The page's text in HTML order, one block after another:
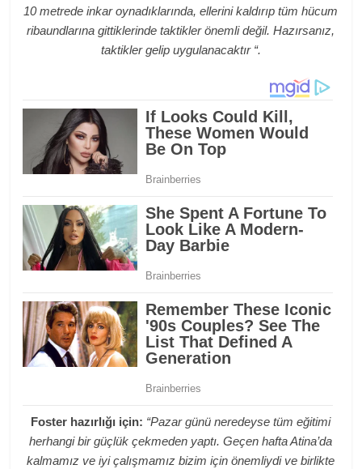
10 metrede inkar oynadıklarında, ellerini kaldırıp tüm hücum
ribaundlarına gittiklerinde taktikler önemli değil. Hazırsanız,
taktikler gelip uygulanacaktır “.
Foster hazırlığı için: “Pazar günü neredeyse tüm eğitimi
herhangi bir güçlük çekmeden yaptı. Geçen hafta Atina’da
kalmamız ve iyi çalışmamız bizim için önemliydi ve birlikte